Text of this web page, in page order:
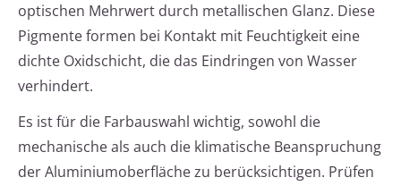
optischen Mehrwert durch metallischen Glanz. Diese
Pigmente formen bei Kontakt mit Feuchtigkeit eine
dichte Oxidschicht, die das Eindringen von Wasser
verhindert.
Es ist für die Farbauswahl wichtig, sowohl die
mechanische als auch die klimatische Beanspruchung
der Aluminiumoberfläche zu berücksichtigen. Prüfen